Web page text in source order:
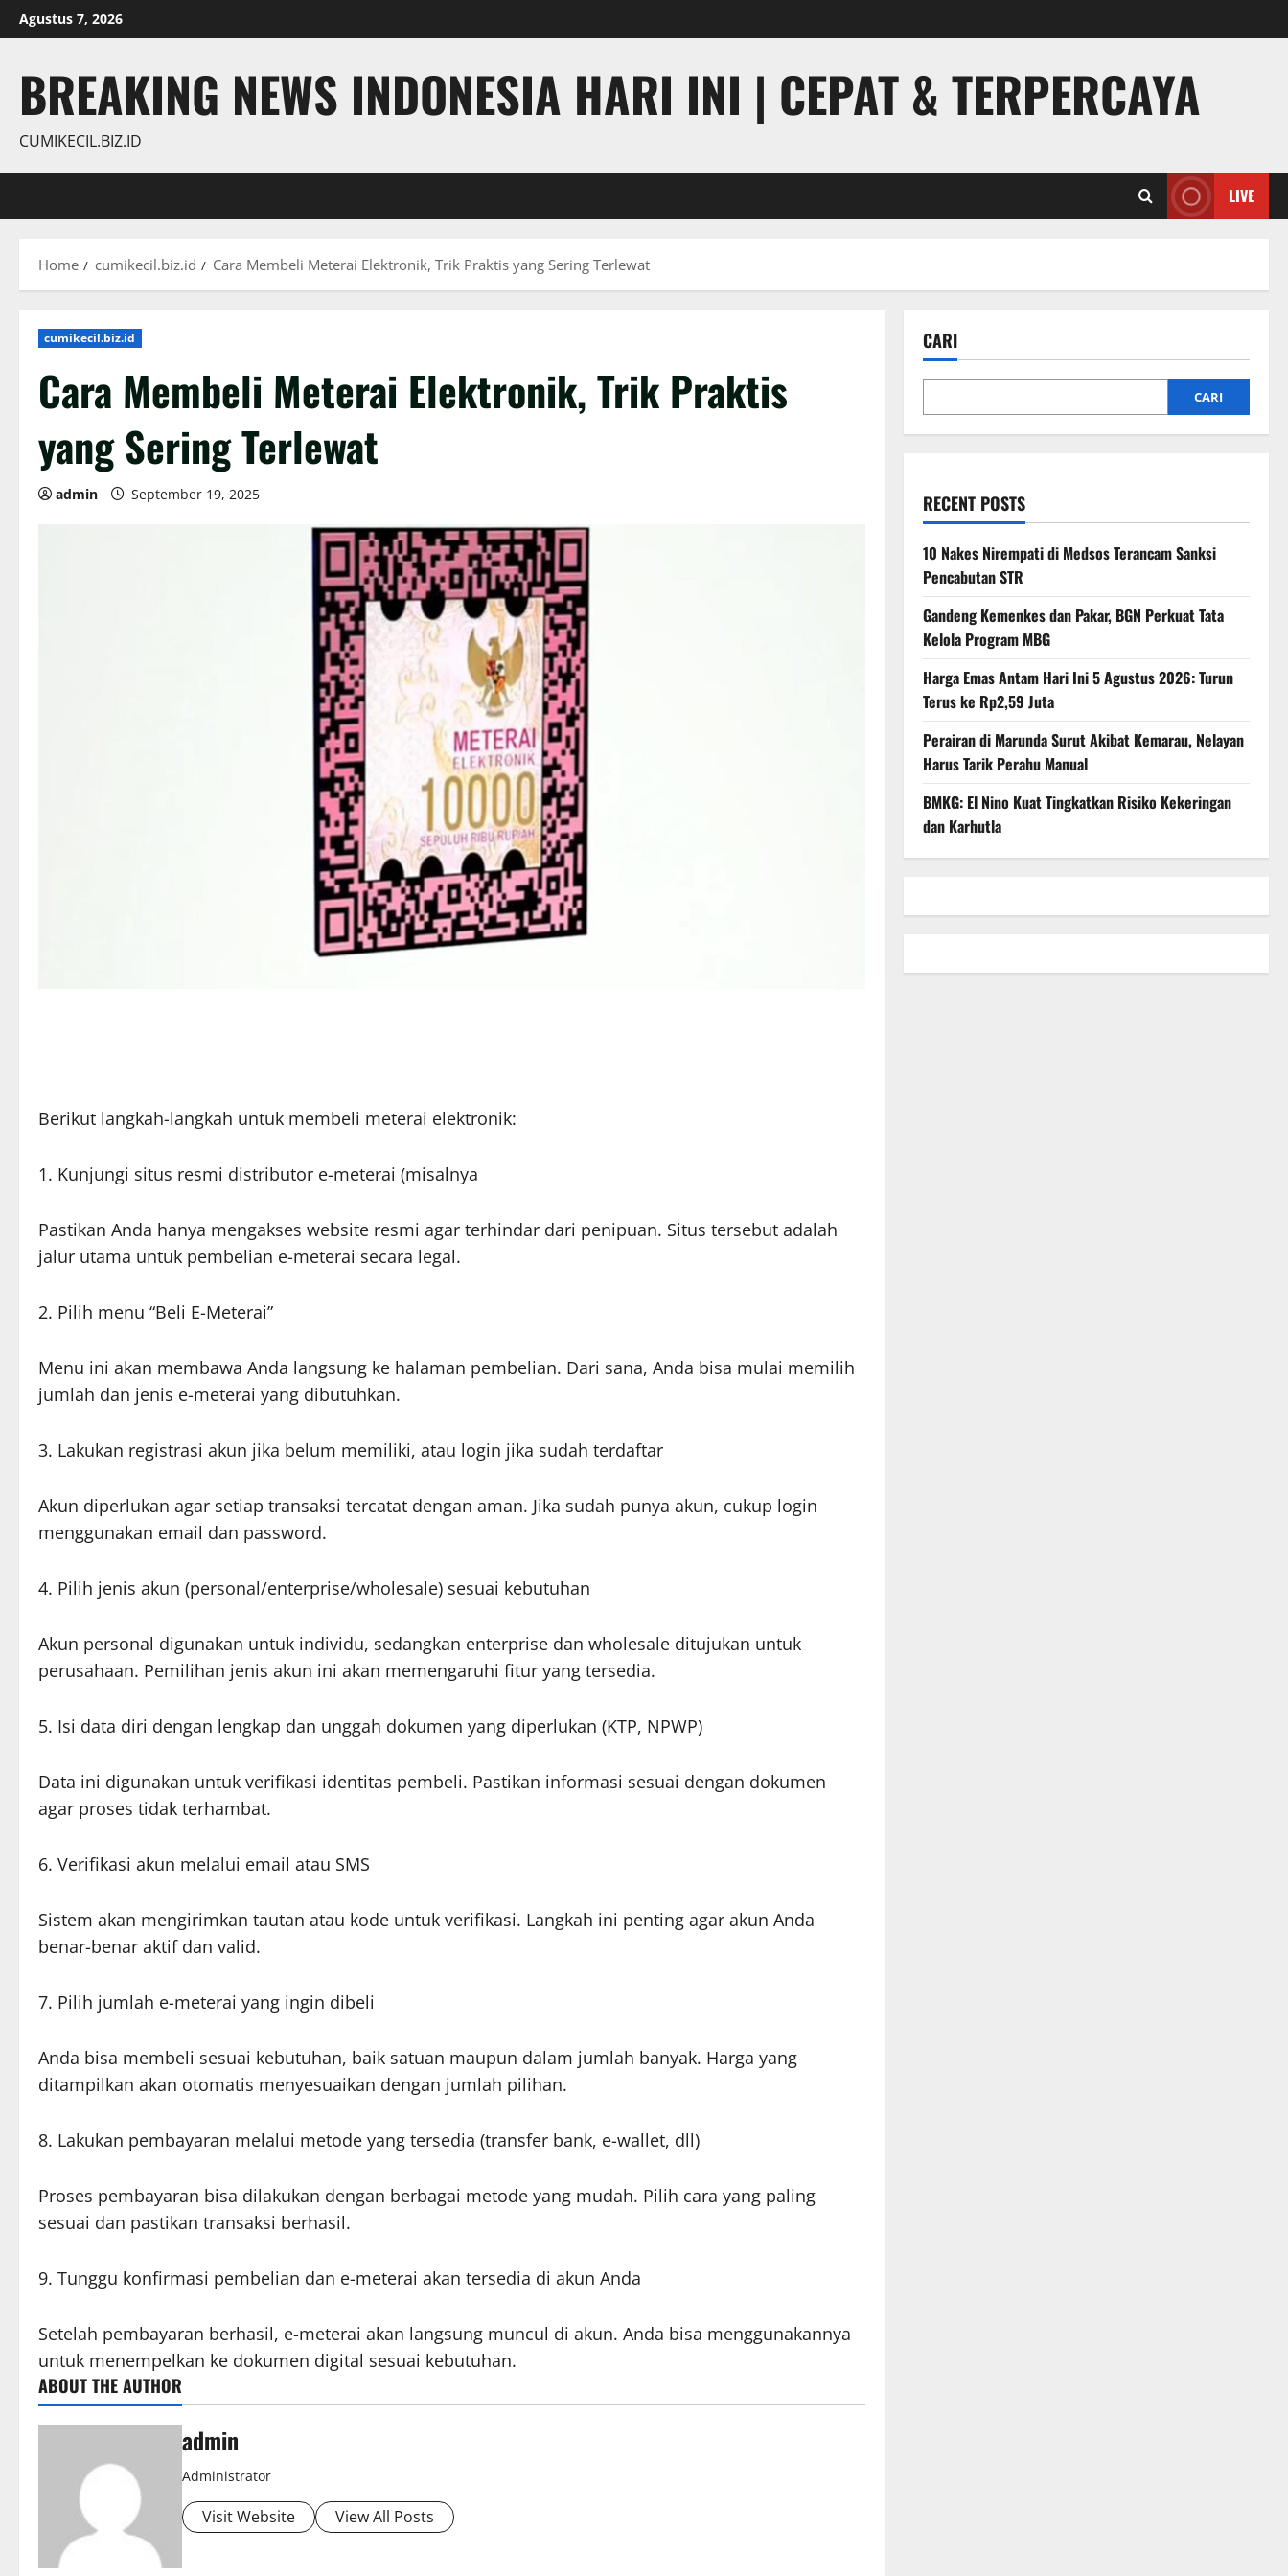
Skip
to
Agustus 7, 2026
BREAKING NEWS INDONESIA HARI INI | CEPAT & TERPERCAYA
CUMIKECIL.BIZ.ID
LIVE
Home cumikecil.biz.id Cara Membeli Meterai Elektronik, Trik Praktis yang Sering Terlewat
cumikecil.biz.id
Cara Membeli Meterai Elektronik, Trik Praktis
yang Sering Terlewat
admin September 19, 2025
Berikut langkah-langkah untuk membeli meterai elektronik:
1. Kunjungi situs resmi distributor e-meterai (misalnya
Pastikan Anda hanya mengakses website resmi agar terhindar dari penipuan. Situs tersebut adalah
jalur utama untuk pembelian e-meterai secara legal.
2. Pilih menu “Beli E-Meterai”
Menu ini akan membawa Anda langsung ke halaman pembelian. Dari sana, Anda bisa mulai memilih
jumlah dan jenis e-meterai yang dibutuhkan.
3. Lakukan registrasi akun jika belum memiliki, atau login jika sudah terdaftar
Akun diperlukan agar setiap transaksi tercatat dengan aman. Jika sudah punya akun, cukup login
menggunakan email dan password.
4. Pilih jenis akun (personal/enterprise/wholesale) sesuai kebutuhan
Akun personal digunakan untuk individu, sedangkan enterprise dan wholesale ditujukan untuk
perusahaan. Pemilihan jenis akun ini akan memengaruhi fitur yang tersedia.
5. Isi data diri dengan lengkap dan unggah dokumen yang diperlukan (KTP, NPWP)
Data ini digunakan untuk verifikasi identitas pembeli. Pastikan informasi sesuai dengan dokumen
agar proses tidak terhambat.
6. Verifikasi akun melalui email atau SMS
Sistem akan mengirimkan tautan atau kode untuk verifikasi. Langkah ini penting agar akun Anda
benar-benar aktif dan valid.
7. Pilih jumlah e-meterai yang ingin dibeli
Anda bisa membeli sesuai kebutuhan, baik satuan maupun dalam jumlah banyak. Harga yang
ditampilkan akan otomatis menyesuaikan dengan jumlah pilihan.
8. Lakukan pembayaran melalui metode yang tersedia (transfer bank, e-wallet, dll)
Proses pembayaran bisa dilakukan dengan berbagai metode yang mudah. Pilih cara yang paling
sesuai dan pastikan transaksi berhasil.
9. Tunggu konfirmasi pembelian dan e-meterai akan tersedia di akun Anda
Setelah pembayaran berhasil, e-meterai akan langsung muncul di akun. Anda bisa menggunakannya
untuk menempelkan ke dokumen digital sesuai kebutuhan.
ABOUT THE AUTHOR
admin
Administrator
Visit Website View All Posts
CARI
CARI
RECENT POSTS
10 Nakes Nirempati di Medsos Terancam Sanksi
Pencabutan STR
Gandeng Kemenkes dan Pakar, BGN Perkuat Tata
Kelola Program MBG
Harga Emas Antam Hari Ini 5 Agustus 2026: Turun
Terus ke Rp2,59 Juta
Perairan di Marunda Surut Akibat Kemarau, Nelayan
Harus Tarik Perahu Manual
BMKG: El Nino Kuat Tingkatkan Risiko Kekeringan
dan Karhutla